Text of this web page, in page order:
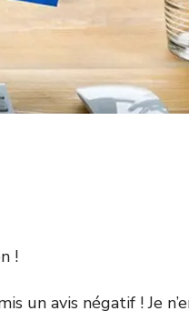
!
un avis négatif ! Je